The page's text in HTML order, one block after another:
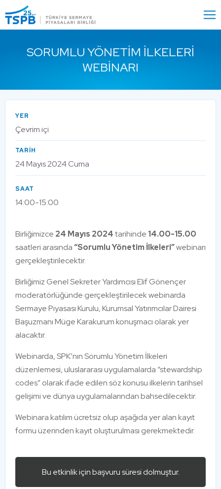
Close
SORUMLU YÖNETIM İLKELERI
WEBINARI
YER
Çevrim içi
TARİH
24 Mayıs 2024 Cuma
SAAT
14:00-15:00
Birliğimizce 24 Mayıs 2024tarihinde 14.00-15.00
saatleri arasında“Sorumlu Yönetim İlkeleri”webinarı
gerçekleştirilecektir.
Birliğimiz Genel Sekreter Yardımcısı Elif Gönençer
moderatörlüğünde gerçekleştirilecek webinarda
Sermaye Piyasası Kurulu, Kurumsal Yatırımcılar Dairesi
Başuzmanı Müge Karakurum konuşmacı olarak yer
alacaktır.
Webinarda, SPK’nın Sorumlu Yönetim İlkeleri
düzenlemesi, uluslararası uygulamalarda “stewardship
codes” olarak ifade edilen söz konusu ilkelerin tarihsel
gelişimi ve dünya uygulamalarından bahsedilecektir.
Webinara katılım ücretsiz olup aşağıda yer alan kayıt
formu üzerinden kayıt oluşturulması gerekmektedir.
Bu etkinlik için başvuru süresi dolmuştur.